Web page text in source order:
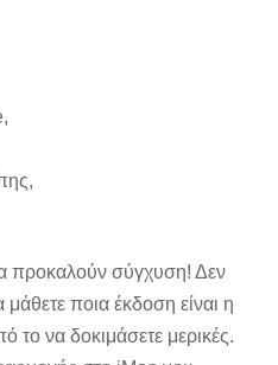
προκαλούν σύγχυση! Δεν
ποια έκδοση είναι η
το να δοκιμάσετε μερικές.